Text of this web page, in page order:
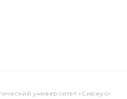
университет «Сириус»